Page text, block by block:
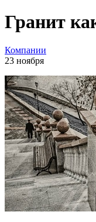
Гранит
Компании
23 ноября